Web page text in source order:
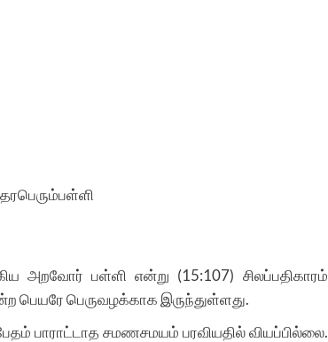
அறவோர் பள்ளி என்று (15:107) சிலப்பதிகாரம்
பெயரே பெருவழக்காக இருந்துள்ளது.
பாராட்டாத சமணசமயம் பரவியதில் வியப்பில்லை.